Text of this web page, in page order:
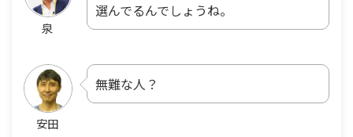
泉
選んでるんでしょうね。
安田
無難な人？